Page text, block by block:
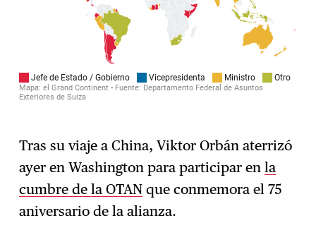
Tras su viaje a China, Viktor Orbán aterrizó
ayer en Washington para participar enla
cumbre de la OTAN que conmemora el 75
aniversario de la alianza.